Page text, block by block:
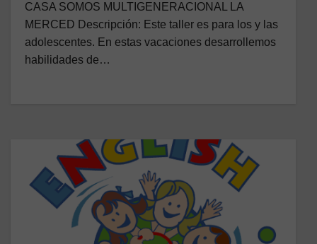
CASA SOMOS MULTIGENERACIONAL LA
MERCED Descripción: Este taller es para los y las
adolescentes. En estas vacaciones desarrollemos
habilidades de…